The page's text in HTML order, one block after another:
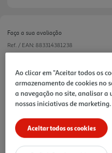
Faça a sua avaliação
Ref. / EAN: 883314381238
1,89 €
Notas de preparação
Ao clicar em "Aceitar todos os
armazenamento de cookies no
a navegação no site, analisar a
nossas iniciativas de marketing.
Aceitar todos os cookies